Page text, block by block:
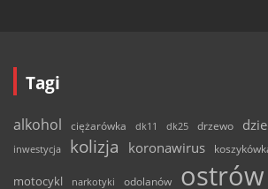
Tagi
alkohol ciężarówka dk11 dk25 drzewo
inwestycja
kolizja koronawirus
motocykl narkotyki odolanów
ostrów